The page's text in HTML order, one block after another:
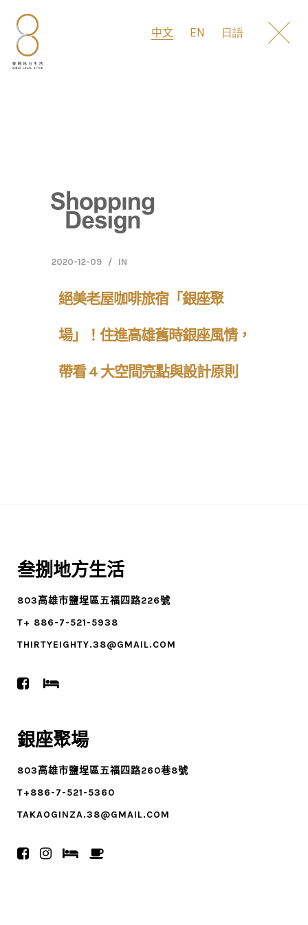
中文 EN 日語
2020-12-09 IN
絕美老屋咖啡旅宿「銀座聚
場」！住進高雄舊時銀座風情，
帶看 4 大空間亮點與設計原則
叁捌地方生活
803高雄市鹽埕區五福四路226號
T+ 886-7-521-5938
THIRTYEIGHTY.38@GMAIL.COM
銀座聚場
803高雄市鹽埕區五福四路260巷8號
T+886-7-521-5360
TAKAOGINZA.38@GMAIL.COM